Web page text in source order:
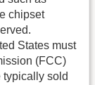
chipset
States must
(FCC)
typically sold